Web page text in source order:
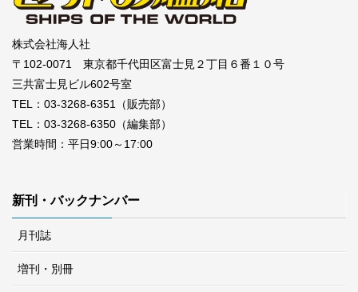
株式会社海人社
〒102-0071 東京都千代田区富士見２丁目６番１０号
三共富士見ビル602号室
TEL：03-3268-6351（販売部）
TEL：03-3268-6350（編集部）
営業時間：平日9:00～17:00
新刊・バックナンバー
月刊誌
増刊・別冊